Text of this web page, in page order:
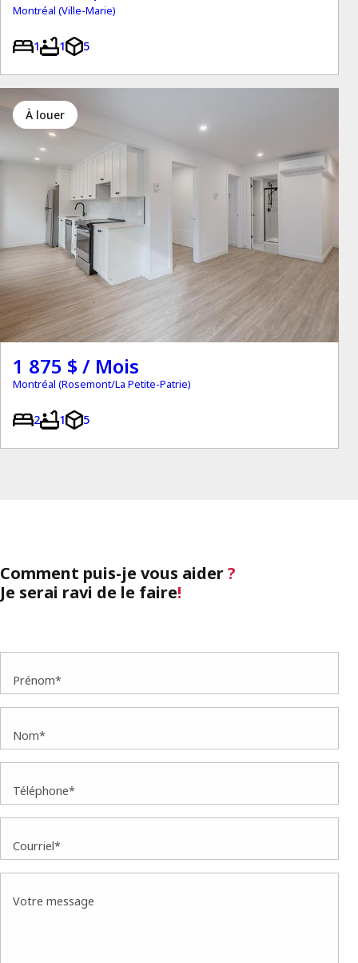
Montréal (Ville-Marie)
1 1 5
à louer
1 875 $ / Mois
Montréal (Rosemont/La Petite-Patrie)
2 1 5
Comment puis-je vous aider?
Je serai ravi de le faire!
Prénom*
Nom*
Téléphone*
Courriel*
Votre message